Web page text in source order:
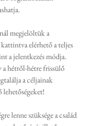
megjelöltük a
elérhető a teljes
a jelentkezés módja.
hétről-hétre frissülő
a céljainak
lenne szüksége a család